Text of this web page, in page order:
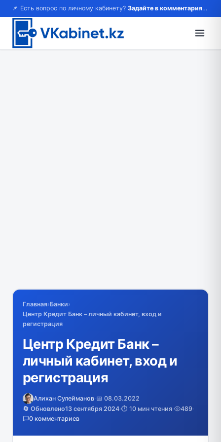
📌 Есть вопрос по личному кабинету? Задайте в комментариях — ответим!
Главная›Банки›
Центр Кредит Банк – личный кабинет, вход и
регистрация
Центр Кредит Банк –
личный кабинет, вход и
регистрация
Алихан Сулейманов·📅 08.03.2022
🔄 Обновлено13 сентября 2024·⏱️ 10 мин чтения· 489·
0 комментариев